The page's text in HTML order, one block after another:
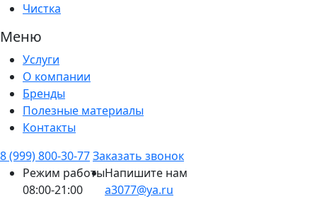
Чистка
Меню
Услуги
О компании
Бренды
Полезные материалы
Контакты
8 (999) 800-30-77Заказать звонок
Режим работы
08:00-21:00
Напишите нам
a3077@ya.ru